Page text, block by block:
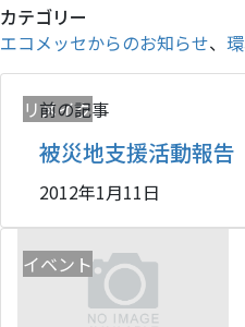
カテゴリー
エコメッセからのお知らせ、
リメイク
前の記事
被災地支援活動報告
2012年1月11日
イベント